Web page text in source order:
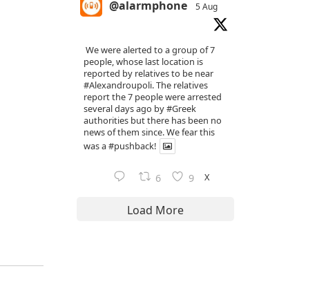
@alarmphone 5 Aug
We were alerted to a group of 7
people, whose last location is
reported by relatives to be near
#Alexandroupoli. The relatives
report the 7 people were arrested
several days ago by#Greek
authorities but there has been no
news of them since. We fear this
was a#pushback!
6 9 X
Load More